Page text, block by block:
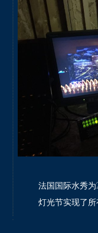
法国国际水秀
灯光节实现了所